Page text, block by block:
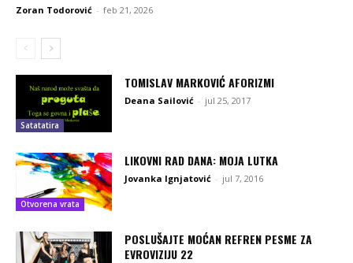
Zoran Todorović - feb 21, 2026
Satatatira
TOMISLAV MARKOVIĆ AFORIZMI
Deana Sailović - jul 25, 2017
Otvorena vrata
LIKOVNI RAD DANA: MOJA LUTKA
Jovanka Ignjatović - jul 7, 2016
POSLUŠAJTE MOĆAN REFREN PESME ZA
EVROVIZIJU 22